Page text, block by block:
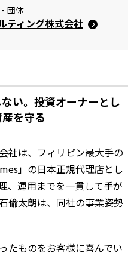
団体
ティング株式会社
い。投資オーナーとし
を守る
社は、フィリピン最大手の
」の日本正規代理店とし
、運用までを一貫して手が
倫太朗は、同社の事業姿勢
たものをお客様に喜んでい